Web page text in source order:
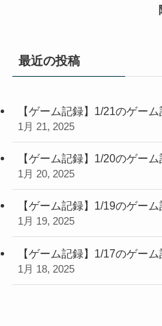
最近の投稿
【ゲーム記録】1/21のゲー
1月 21, 2025
【ゲーム記録】1/20のゲー
1月 20, 2025
【ゲーム記録】1/19のゲー
1月 19, 2025
【ゲーム記録】1/17のゲー
1月 18, 2025